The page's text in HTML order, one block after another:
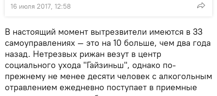
16 июля 2017, 12:58
В настоящий момент вытрезвители имеются в 33
самоуправлениях — это на 10 больше, чем два года
назад. Нетрезвых рижан везут в центр
социального ухода "Гайзиньш", однако по-
прежнему не менее десяти человек с алкогольным
отравлением ежедневно поступает в приемные